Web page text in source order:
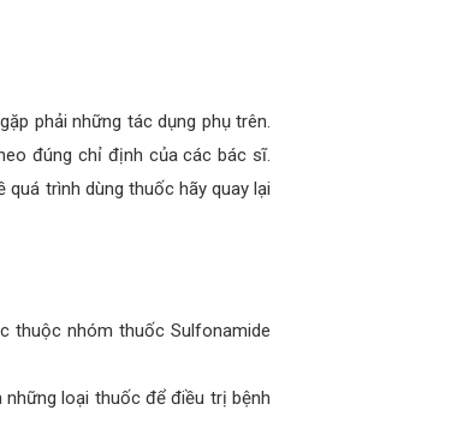
phải những tác dụng phụ trên.
đúng chỉ định của các bác sĩ.
trình dùng thuốc hãy quay lại
thuộc nhóm thuốc Sulfonamide
loại thuốc để điều trị bệnh